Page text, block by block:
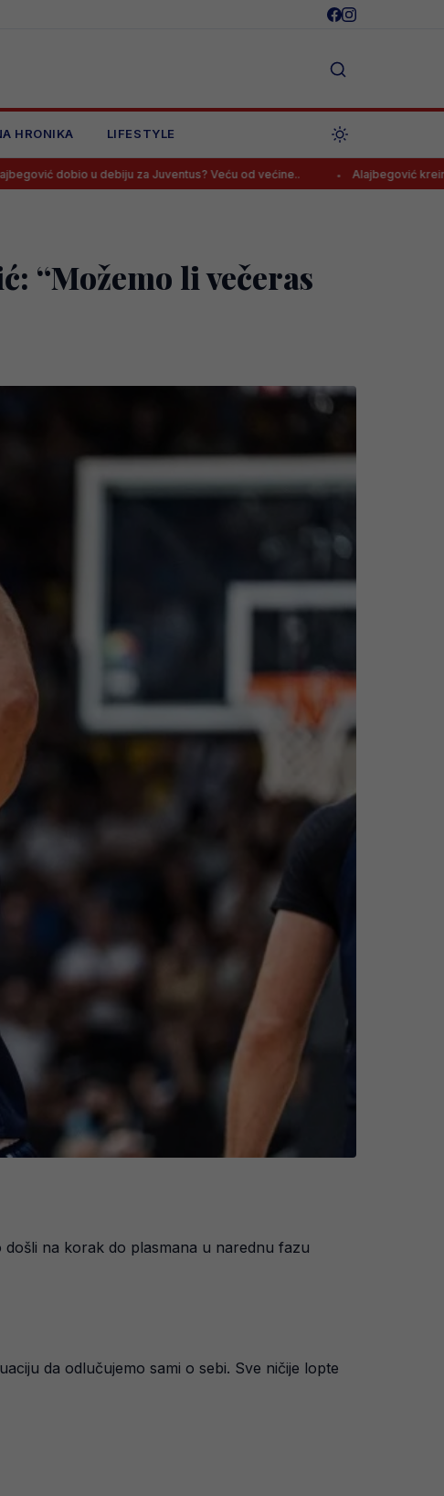
HRONIKA LIFESTYLE
za Juventus? Veću od većine.. Alajbegović kreirao akciju iz
“Možemo li večeras
na korak do plasmana u narednu fazu
da odlučujemo sami o sebi. Sve ničije lopte